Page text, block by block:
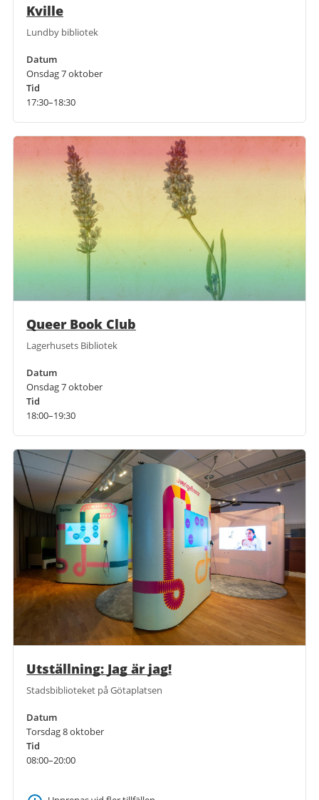
Kville
Lundby bibliotek
Datum
Onsdag 7 oktober
Tid
17:30–18:30
Queer Book Club
Lagerhusets Bibliotek
Datum
Onsdag 7 oktober
Tid
18:00–19:30
Utställning: Jag är jag!
Stadsbiblioteket på Götaplatsen
Datum
Torsdag 8 oktober
Tid
08:00–20:00